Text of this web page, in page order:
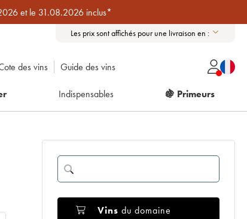
et le 31.08.2026 inclus*
Les prix sont affichés pour une livraison en :
des vins Guide des vins
Indispensables 🍇 Primeurs
Vins du domaine